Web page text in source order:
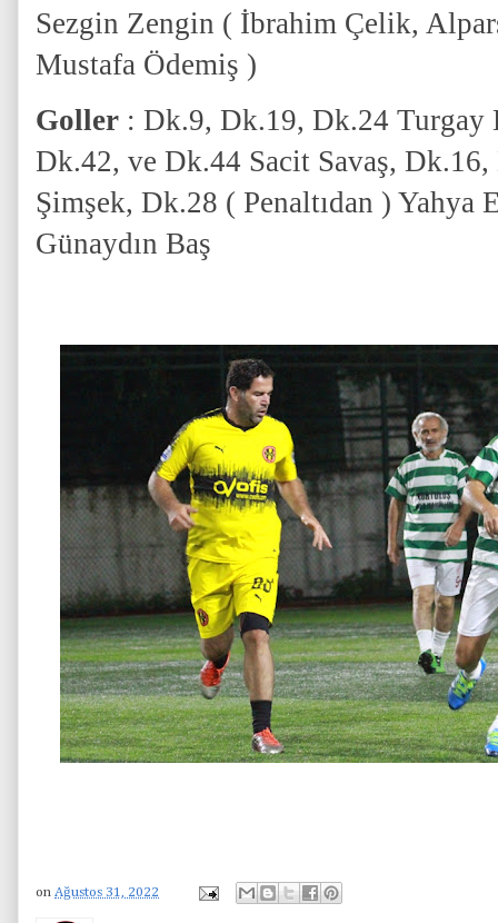
Sezgin Zengin ( İbrahim Çelik,
Mustafa Ödemiş )
Goller : Dk.9, Dk.19, Dk.24 Turgay
Dk.42, ve Dk.44 Sacit Savaş,
Şimşek, Dk.28 ( Penaltıdan )
Günaydın Baş
on Ağustos 31, 2022